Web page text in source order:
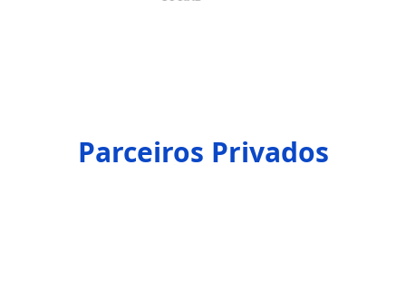
Parceiros Privados